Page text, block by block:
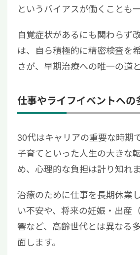
というバイアスが働くことも一
自覚症状があるにも関わらず
は、自ら積極的に精密検査を
さが、早期治療への唯一の道と
仕事やライフイベントへの
30代はキャリアの重要な時期
子育てといった人生の大きな
め、心理的な負担は計り知れま
治療のために仕事を長期休業
い不安や、将来の妊娠・出産
響など、高齢世代とは異なる
面します。